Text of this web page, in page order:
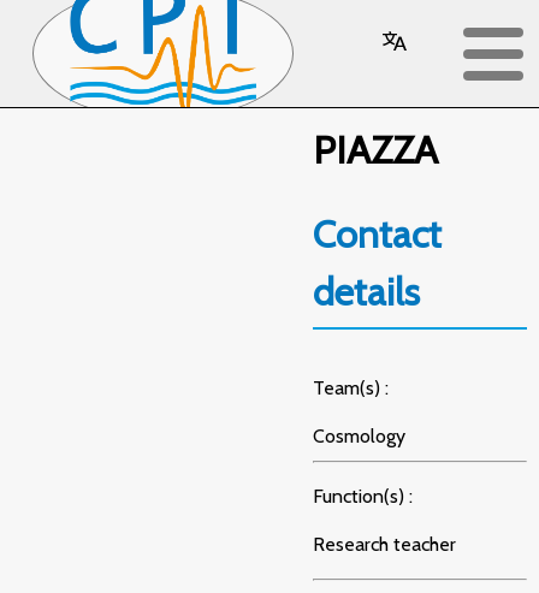
PIAZZA
Contact
details
Team(s) :
Cosmology
Function(s) :
Research teacher